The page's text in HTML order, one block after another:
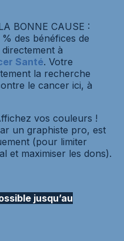
BONNE CAUSE :
des bénéfices de
à
Santé. Votre
la recherche
le cancer ici, à
vos couleurs !
un graphiste pro, est
(pour limiter
et maximiser les dons).
jusqu’au